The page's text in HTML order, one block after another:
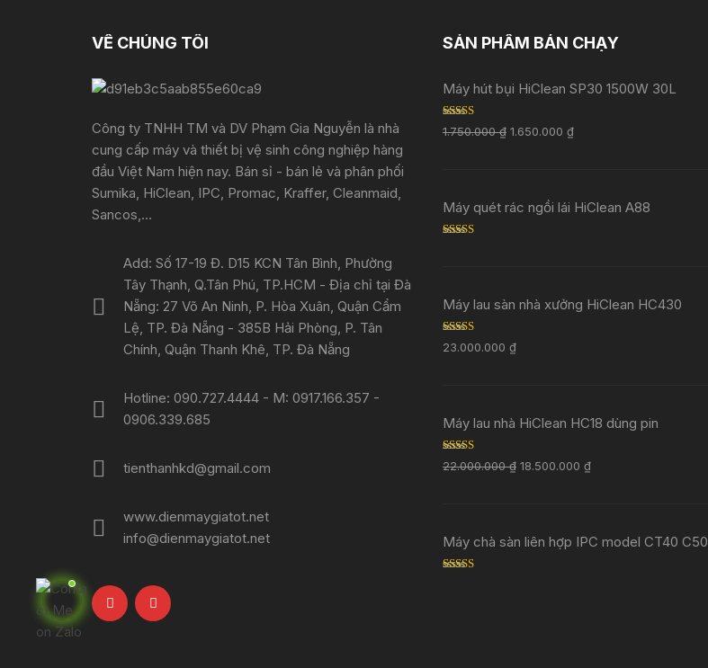
VỀ CHÚNG TÔI
Công ty TNHH TM và DV Phạm Gia Nguyễn là nhà
cung cấp máy và thiết bị vệ sinh công nghiệp hàng
đầu Việt Nam hiện nay. Bán sỉ - bán lẻ và phân phối
Sumika, HiClean, IPC, Promac, Kraffer, Cleanmaid,
Sancos,...
Add: Số 17-19 Đ. D15 KCN Tân Bình, Phường
Tây Thạnh, Q.Tân Phú, TP.HCM - Địa chỉ tại Đà
Nẵng: 27 Võ An Ninh, P. Hòa Xuân, Quận Cẩm
Lệ, TP. Đà Nẵng - 385B Hải Phòng, P. Tân
Chính, Quận Thanh Khê, TP. Đà Nẵng
Hotline: 090.727.4444 - M: 0917.166.357 -
0906.339.685
tienthanhkd@gmail.com
www.dienmaygiatot.net
info@dienmaygiatot.net
SẢN PHẨM BÁN CHẠY
Máy hút bụi HiClean SP30 1500W 30L
Rated 5.00
out of 5
1.750.000₫ 1.650.000 ₫
Máy quét rác ngồi lái HiClean A88
Máy lau sàn nhà xưởng HiClean HC430
Rated5.00
out of 5
23.000.000 ₫
Máy lau nhà HiClean HC18 dùng pin
Rated5.00
out of 5
22.000.000₫ 18.500.000 ₫
Máy chà sàn liên hợp IPC model CT40 C50